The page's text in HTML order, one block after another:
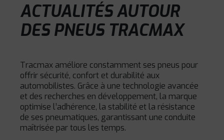
ACTUALITÉS AUTOUR
DES PNEUS TRACMAX
Tracmax améliore constamment ses pneus pour
offrir sécurité, confort et durabilité aux
automobilistes. Grâce à une technologie avancée
et des recherches en développement, la marque
optimise l’adhérence, la stabilité et la résistance
de ses pneumatiques, garantissant une conduite
maîtrisée par tous les temps.